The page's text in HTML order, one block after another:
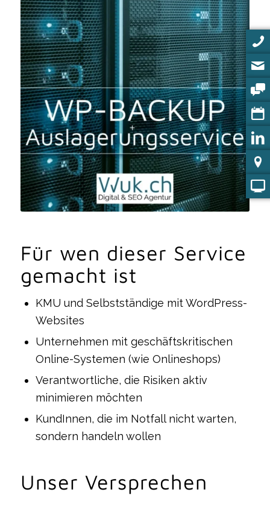
Für wen dieser Service
gemacht ist
KMU und Selbstständige mit WordPress-
Websites
Unternehmen mit geschäftskritischen
Online-Systemen (wie Onlineshops)
Verantwortliche, die Risiken aktiv
minimieren möchten
KundInnen, die im Notfall nicht warten,
sondern handeln wollen
Unser Versprechen